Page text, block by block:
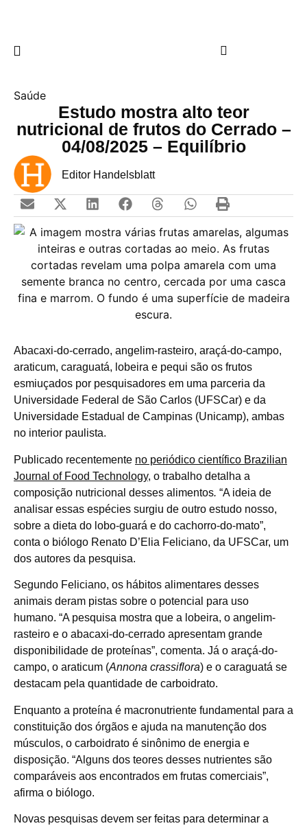
Saúde
Estudo mostra alto teor
nutricional de frutos do Cerrado –
04/08/2025 – Equilíbrio
Editor Handelsblatt
Abacaxi-do-cerrado, angelim-rasteiro, araçá-do-campo,
araticum, caraguatá, lobeira e pequi são os frutos
esmiuçados por pesquisadores em uma parceria da
Universidade Federal de São Carlos (UFSCar) e da
Universidade Estadual de Campinas (Unicamp), ambas
no interior paulista.
Publicado recentemente no periódico científico Brazilian
Journal of Food Technology, o trabalho detalha a
composição nutricional desses alimentos. “A ideia de
analisar essas espécies surgiu de outro estudo nosso,
sobre a dieta do lobo-guará e do cachorro-do-mato”,
conta o biólogo Renato D’Elia Feliciano, da UFSCar, um
dos autores da pesquisa.
Segundo Feliciano, os hábitos alimentares desses
animais deram pistas sobre o potencial para uso
humano. “A pesquisa mostra que a lobeira, o angelim-
rasteiro e o abacaxi-do-cerrado apresentam grande
disponibilidade de proteínas”, comenta. Já o araçá-do-
campo, o araticum (Annona crassiflora) e o caraguatá se
destacam pela quantidade de carboidrato.
Enquanto a proteína é macronutriente fundamental para a
constituição dos órgãos e ajuda na manutenção dos
músculos, o carboidrato é sinônimo de energia e
disposição. “Alguns dos teores desses nutrientes são
comparáveis aos encontrados em frutas comerciais”,
afirma o biólogo.
Novas pesquisas devem ser feitas para determinar a